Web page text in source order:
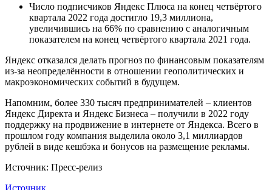
Число подписчиков Яндекс Плюса на конец четвёртого
квартала 2022 года достигло 19,3 миллиона,
увеличившись на 66% по сравнению с аналогичным
показателем на конец четвёртого квартала 2021 года.
Яндекс отказался делать прогноз по финансовым показателям
из-за неопределённости в отношении геополитических и
макроэкономических событий в будущем.
Напомним, более 330 тысяч предпринимателей – клиентов
Яндекс Директа и Яндекс Бизнеса – получили в 2022 году
поддержку на продвижение в интернете от Яндекса. Всего в
прошлом году компания выделила около 3,1 миллиардов
рублей в виде кешбэка и бонусов на размещение рекламы.
Источник: Пресс-релиз
Источник